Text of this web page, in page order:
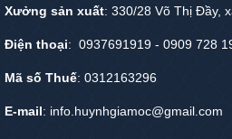
Xưởng sản xuất: 330/28 Võ Thị Đầy,
Điện thoại: 0937691919 - 0909 728
Mã số Thuế: 0312163296
E-mail: info.huynhgiamoc@gmail.com